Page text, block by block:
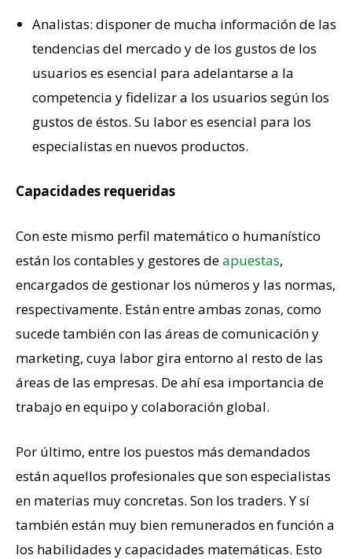
Analistas: disponer de mucha información de las
tendencias del mercado y de los gustos de los
usuarios es esencial para adelantarse a la
competencia y fidelizar a los usuarios según los
gustos de éstos. Su labor es esencial para los
especialistas en nuevos productos.
Capacidades requeridas
Con este mismo perfil matemático o humanístico
están los contables y gestores deapuestas,
encargados de gestionar los números y las normas,
respectivamente. Están entre ambas zonas, como
sucede también con las áreas de comunicación y
marketing, cuya labor gira entorno al resto de las
áreas de las empresas. De ahí esa importancia de
trabajo en equipo y colaboración global.
Por último, entre los puestos más demandados
están aquellos profesionales que son especialistas
en materias muy concretas. Son los traders. Y sí
también están muy bien remunerados en función a
los habilidades y capacidades matemáticas. Esto